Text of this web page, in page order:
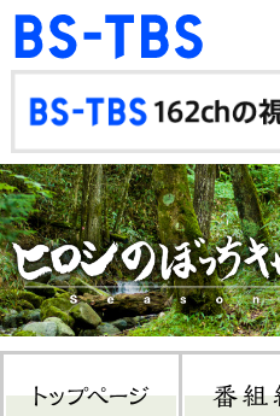
BS-TBS
BS-TBS
ドラマ
紀行
教養
音楽
アニメ